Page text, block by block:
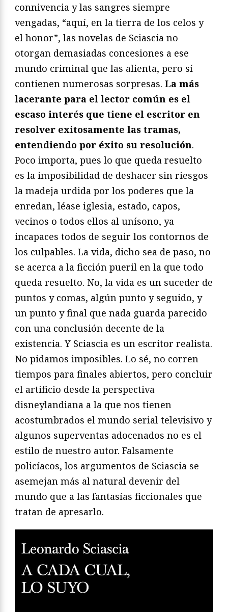
connivencia y las sangres siempre
vengadas, “aquí, en la tierra de los celos y
el honor”, las novelas de Sciascia no
otorgan demasiadas concesiones a ese
mundo criminal que las alienta, pero sí
contienen numerosas sorpresas. La más
lacerante para el lector común es el
escaso interés que tiene el escritor en
resolver exitosamente las tramas,
entendiendo por éxito su resolución.
Poco importa, pues lo que queda resuelto
es la imposibilidad de deshacer sin riesgos
la madeja urdida por los poderes que la
enredan, léase iglesia, estado, capos,
vecinos o todos ellos al unísono, ya
incapaces todos de seguir los contornos de
los culpables. La vida, dicho sea de paso, no
se acerca a la ficción pueril en la que todo
queda resuelto. No, la vida es un suceder de
puntos y comas, algún punto y seguido, y
un punto y final que nada guarda parecido
con una conclusión decente de la
existencia. Y Sciascia es un escritor realista.
No pidamos imposibles. Lo sé, no corren
tiempos para finales abiertos, pero concluir
el artificio desde la perspectiva
disneylandiana a la que nos tienen
acostumbrados el mundo serial televisivo y
algunos superventas adocenados no es el
estilo de nuestro autor. Falsamente
policíacos, los argumentos de Sciascia se
asemejan más al natural devenir del
mundo que a las fantasías ficcionales que
tratan de apresarlo.